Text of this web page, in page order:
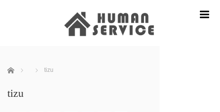
ホーム tizu
tizu